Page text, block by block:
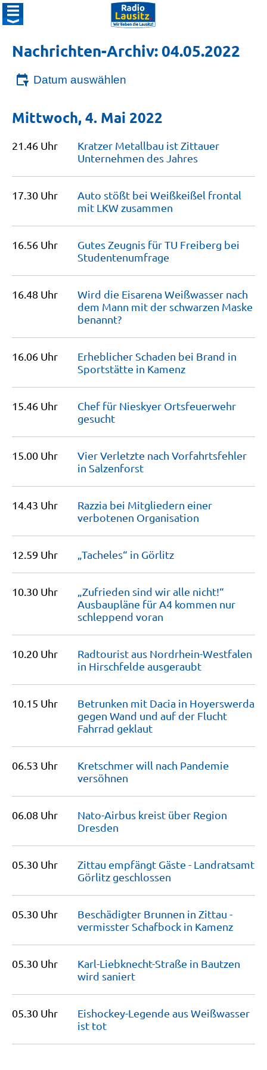
Nachrichten-Archiv: 04.05.2022
Datum auswählen
Mittwoch, 4. Mai 2022
21.46 Uhr
Kratzer Metallbau ist Zittauer
Unternehmen des Jahres
17.30 Uhr
Auto stößt bei Weißkeißel frontal
mit LKWzusammen
16.56 Uhr
Gutes Zeugnis für TU Freiberg bei
Studentenumfrage
16.48 Uhr
Wird die Eisarena Weißwasser nach
dem Mann mit der schwarzen Maske
benannt?
16.06 Uhr
Erheblicher Schaden bei Brand in
Sportstätte in Kamenz
15.46 Uhr
Chef für Nieskyer Ortsfeuerwehr
gesucht
15.00 Uhr
Vier Verletzte nach Vorfahrtsfehler
in Salzenforst
14.43 Uhr
Razzia bei Mitgliedern einer
verbotenen Organisation
12.59 Uhr „Tacheles“ in Görlitz
10.30 Uhr
„Zufrieden sind wir alle nicht!“
Ausbaupläne für A4 kommen nur
schleppend voran
10.20 Uhr
Radtourist aus Nordrhein-Westfalen
in Hirschfelde ausgeraubt
10.15 Uhr
Betrunken mit Dacia in Hoyerswerda
gegen Wand und auf der Flucht
Fahrrad geklaut
06.53 Uhr
Kretschmer will nach Pandemie
versöhnen
06.08 Uhr
Nato-Airbus kreist über Region
Dresden
05.30 Uhr
Zittau empfängt Gäste - Landratsamt
Görlitz geschlossen
05.30 Uhr
Beschädigter Brunnen in Zittau -
vermisster Schafbock in Kamenz
05.30 Uhr
Karl-Liebknecht-Straße in Bautzen
wird saniert
05.30 Uhr
Eishockey-Legende aus Weißwasser
ist tot